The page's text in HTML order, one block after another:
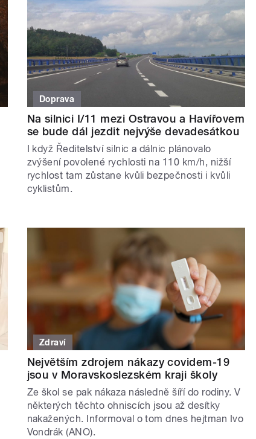
Doprava
Na silnici I/11 mezi Ostravou a Havířovem
se bude dál jezdit nejvýše devadesátkou
I když Ředitelství silnic a dálnic plánovalo
zvýšení povolené rychlosti na 110 km/h, nižší
rychlost tam zůstane kvůli bezpečnosti i kvůli
cyklistům.
Zdraví
Největším zdrojem nákazy covidem-19
jsou v Moravskoslezském kraji školy
Ze škol se pak nákaza následně šíří do rodiny. V
některých těchto ohniscích jsou až desítky
nakažených. Informoval o tom dnes hejtman Ivo
Vondrák (ANO).